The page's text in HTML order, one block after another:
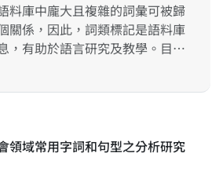
庫中龐大且複雜的詞彙可被歸
關係，因此，詞類標記是語料庫
，有助於語言研究及教學。目前
領域常用字詞和句型之分析研究